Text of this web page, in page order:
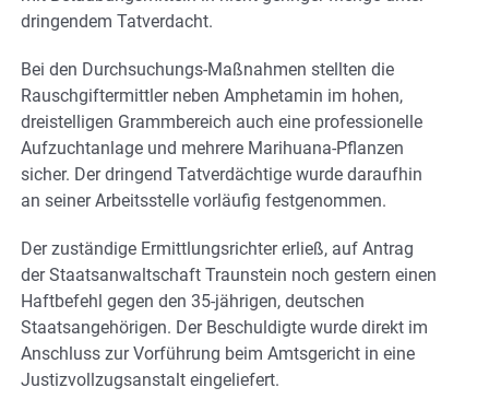
dringendem Tatverdacht.
Bei den Durchsuchungs-Maßnahmen stellten die
Rauschgiftermittler neben Amphetamin im hohen,
dreistelligen Grammbereich auch eine professionelle
Aufzuchtanlage und mehrere Marihuana-Pflanzen
sicher. Der dringend Tatverdächtige wurde daraufhin
an seiner Arbeitsstelle vorläufig festgenommen.
Der zuständige Ermittlungsrichter erließ, auf Antrag
der Staatsanwaltschaft Traunstein noch gestern einen
Haftbefehl gegen den 35-jährigen, deutschen
Staatsangehörigen. Der Beschuldigte wurde direkt im
Anschluss zur Vorführung beim Amtsgericht in eine
Justizvollzugsanstalt eingeliefert.